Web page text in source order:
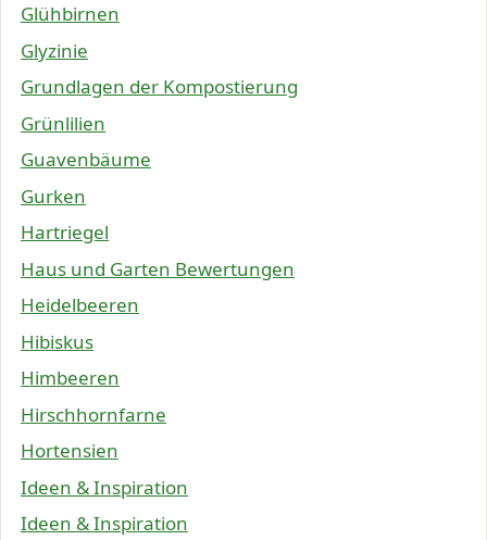
Glühbirnen
Glyzinie
Grundlagen der Kompostierung
Grünlilien
Guavenbäume
Gurken
Hartriegel
Haus und Garten Bewertungen
Heidelbeeren
Hibiskus
Himbeeren
Hirschhornfarne
Hortensien
Ideen & Inspiration
Ideen & Inspiration